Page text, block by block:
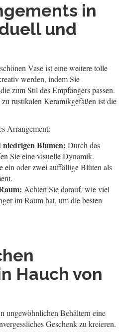
in
und
Vase ist eine weitere tolle
werden, indem Sie
zum Stil des Empfängers passen.
rustikalen Keramikgefäßen ist die
Arrangement:
niedrigen Blumen: Durch das
Sie eine visuelle Dynamik.
ein oder zwei auffällige Blüten als
Achten Sie darauf, wie viel
im Raum hat, um die besten
Hauch von
ungewöhnlichen Behältern eine
Geschenk zu kreieren.